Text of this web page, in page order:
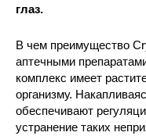
глаз.
В чем преимущество
аптечными
комплекс имеет
организму.
обеспечивают
устранение таких